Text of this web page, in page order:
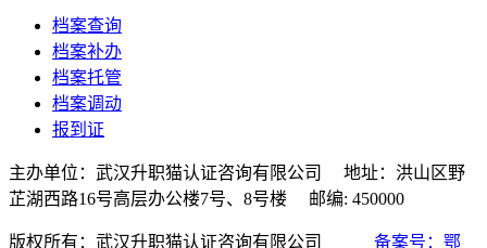
档案查询
档案补办
档案托管
档案调动
报到证
主办单位：武汉升职猫认证咨询有限公司 地址：洪山区野
芷湖西路16号高层办公楼7号、8号楼 邮编: 450000
版权所有：武汉升职猫认证咨询有限公司 备案号：鄂